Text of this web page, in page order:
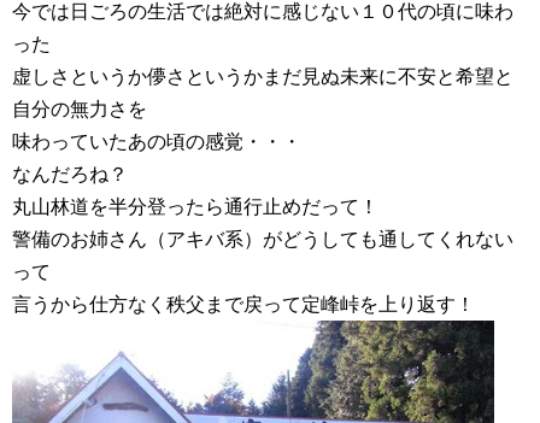
今では日ごろの生活では絶対に感じない１０代の頃に味わ
った
虚しさというか儚さというかまだ見ぬ未来に不安と希望と
自分の無力さを
味わっていたあの頃の感覚・・・
なんだろね？
丸山林道を半分登ったら通行止めだって！
警備のお姉さん（アキバ系）がどうしても通してくれない
って
言うから仕方なく秩父まで戻って定峰峠を上り返す！